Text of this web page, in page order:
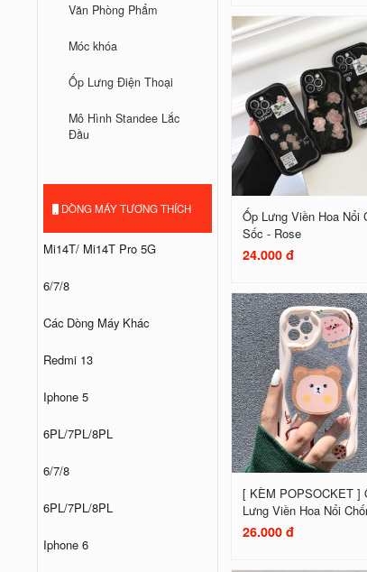
Văn Phòng Phẩm
Móc khóa
Ốp Lưng Điện Thoại
Mô Hình Standee Lắc
Đầu
DÒNG MÁY TƯƠNG THÍCH
Mi14T/ Mi14T Pro 5G
6/7/8
Các Dòng Máy Khác
Redmi 13
Iphone 5
6PL/7PL/8PL
6/7/8
6PL/7PL/8PL
Iphone 6
Ốp Lưng Viền Hoa Nổi
Sốc - Rose
24.000 đ
[ KÈM POPSOCKET ]
Lưng Viền Hoa Nổi
26.000 đ